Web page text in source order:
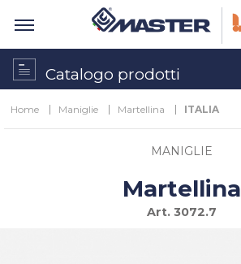
Catalogo prodotti
Home Maniglie Martellina ITALIA
MANIGLIE
Martellina
Art. 3072.7